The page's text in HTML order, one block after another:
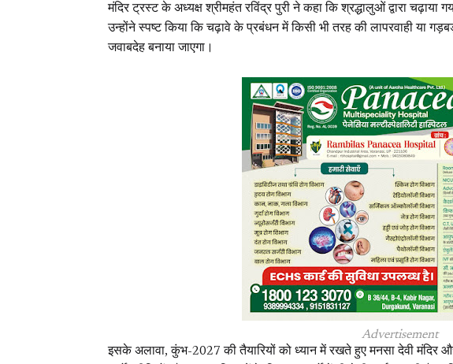
मंदिर ट्रस्ट के अध्यक्ष श्रीमहंत रविंद्र पुरी ने कहा कि श्रद्धालुओं द्वारा चढ़ाया
उन्होंने स्पष्ट किया कि चढ़ावे के प्रबंधन में किसी भी तरह की लापरवाही या
जवाबदेह बनाया जाएगा।
Advertisement
इसके अलावा, कुंभ-2027 की तैयारियों को ध्यान में रखते हुए मनसा देवी